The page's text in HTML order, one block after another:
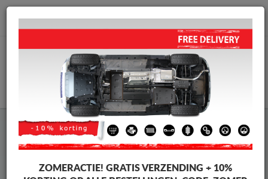
info@motorbeschermplaat.com
WINKELWAGEN
Motor Beschermplaat Motor Beschermplaat Renault
Motor Beschermplaat
Talisman
ZOMERACTIE! GRATIS VERZENDING + 10%